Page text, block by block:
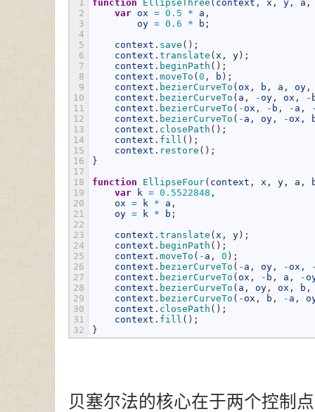
2
3
4
5
6
7
8
9
10
11
12
13
14
15
16
17
18
19
20
21
22
23
24
25
26
27
28
29
30
31
32
function EllipseThree ( context , x , y , a ,
var ox = 0.5 * a ,
oy = 0.6 * b ;
context . save ( ) ;
context . translate ( x , y) ;
context . beginPath ( ) ;
context . moveTo (0 , b ) ;
context . bezierCurveTo (ox , b , a , oy ,
context . bezierCurveTo ( a , -oy , ox , -
context . bezierCurveTo ( -ox , - b , - a ,
context . bezierCurveTo ( - a , oy , -ox ,
context . closePath ( ) ;
context . fill ( ) ;
context . restore ( ) ;
}
function
EllipseFour( context , x , y , a ,
var
k = 0.5522848 ,
ox = k * a ,
oy = k * b ;
context . translate ( x , y) ;
context . beginPath ( ) ;
context . moveTo ( - a , 0 ) ;
context . bezierCurveTo ( - a , oy , -ox ,
context . bezierCurveTo (ox , - b , a , -
context . bezierCurveTo ( a , oy , ox , b ,
context . bezierCurveTo ( -ox , b , - a ,
context . closePath ( ) ;
context . fill ( ) ;
}
贝塞尔法的核心在于两个控制